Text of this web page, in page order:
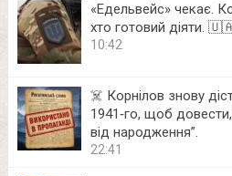
«Едельвейс» чекає.
хто готовий діяти.
10:42
☠️ Корнілов знову
1941‑го, щоб
від народження”.
22:41